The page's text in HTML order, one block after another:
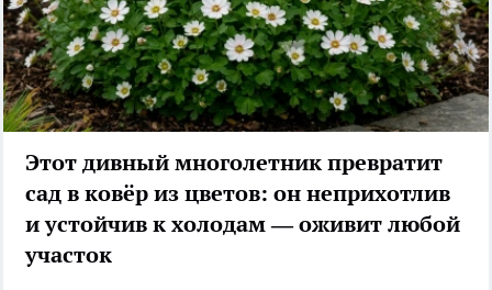
Этот дивный многолетник превратит
сад в ковёр из цветов: он неприхотлив
и устойчив к холодам — оживит любой
участок